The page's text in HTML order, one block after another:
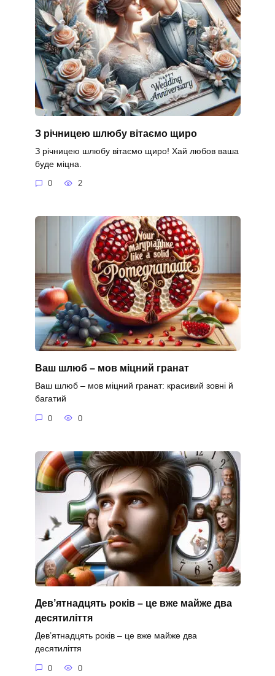
З річницею шлюбу вітаємо щиро
З річницею шлюбу вітаємо щиро! Хай любов ваша
буде міцна.
0 2
Ваш шлюб – мов міцний гранат
Ваш шлюб – мов міцний гранат: красивий зовні й
багатий
0 0
Дев’ятнадцять років – це вже майже два
десятиліття
Дев’ятнадцять років – це вже майже два
десятиліття
0 0